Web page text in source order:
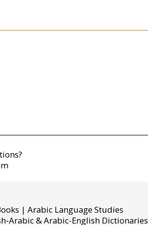
| Arabic Language Studies
Arabic & Arabic-English Dictionaries